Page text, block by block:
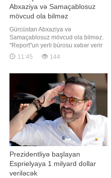
Abxaziya və Samaçablosuz
mövcud ola bilməz
Gürcüstan Abxaziya və
Samaçablosuz mövcud ola bilməz.
"Report"un yerli bürosu xəbər verir
ki, bunu Gürcüstan Prezidenti Mixeil
Kavelaşvili 2008-ci il avqust
bağlı çıxışında deyib. O, ölkənin
ərazi bütövlüyünün bərpasının
dövlət siyasətinin əsas
istiqamətlərində
11:45 144
Prezidentliyə başlayan
Esprielyaya 1 milyard dollar
veriləcək